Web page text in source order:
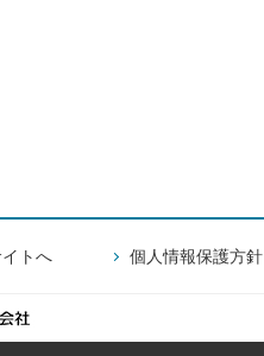
トへ 個人情報保護方針